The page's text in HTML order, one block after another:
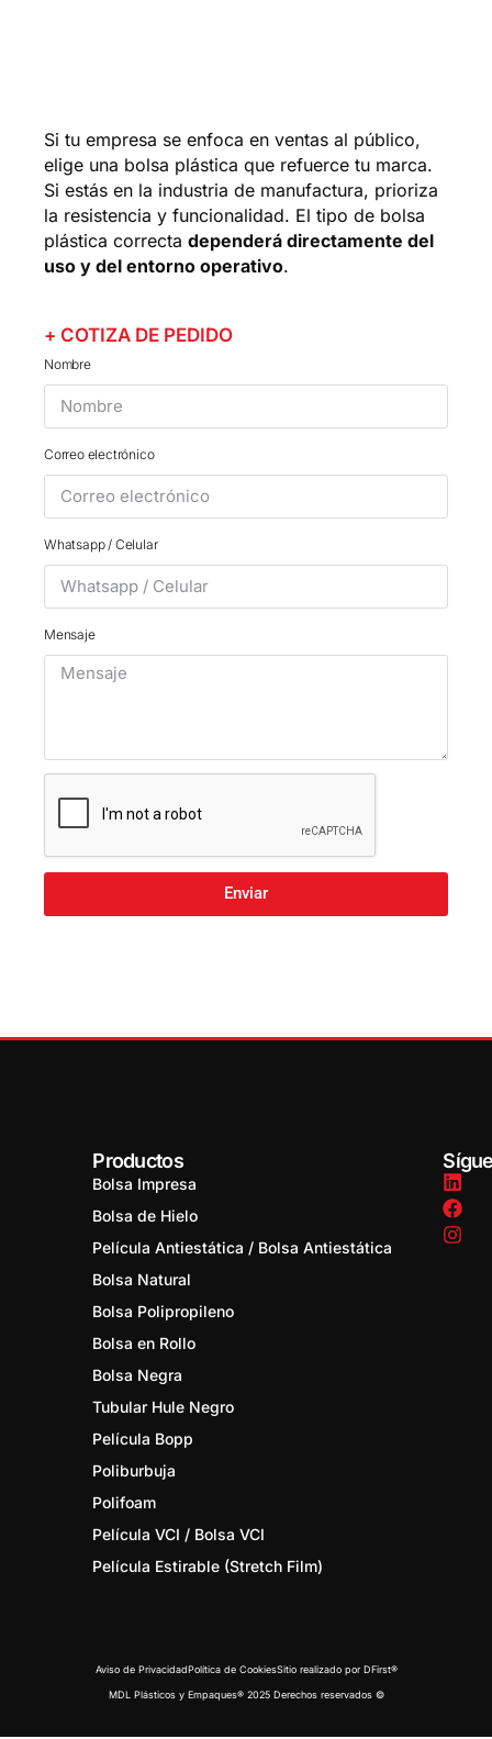
Si tu empresa se enfoca en ventas al público,
elige una bolsa plástica que refuerce tu marca.
Si estás en la industria de manufactura, prioriza
la resistencia y funcionalidad. El tipo de bolsa
plástica correcta dependerá directamente del
uso y del entorno operativo.
+ COTIZA DE PEDIDO
Nombre
Correo electrónico
Whatsapp / Celular
Mensaje
Enviar
Productos
Bolsa Impresa
Bolsa de Hielo
Película Antiestática / Bolsa Antiestática
Bolsa Natural
Bolsa Polipropileno
Bolsa en Rollo
Bolsa Negra
Tubular Hule Negro
Película Bopp
Poliburbuja
Polifoam
Película VCI / Bolsa VCI
Película Estirable (Stretch Film)
Aviso de PrivacidadPolítica de CookiesSitio realizado por DFirst®
MDL Plásticos y Empaques® 2025 Derechos reservados ©